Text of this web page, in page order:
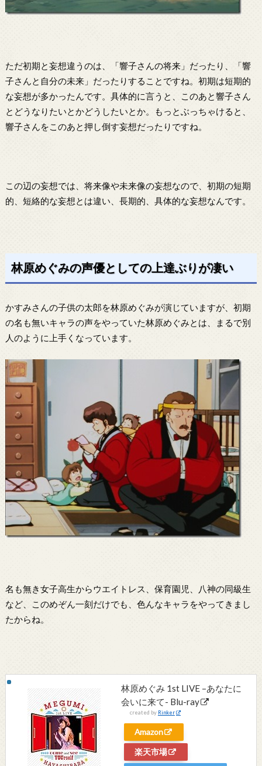
ただ初期と妄想違うのは、「響子さんの将来」だったり、「響
子さんと自分の未来」だったりすることですね。初期は短期的
な妄想が多かったんです。具体的に言うと、このあと響子さん
とどうなりたいとかどうしたいとか。もっとぶっちゃけると、
響子さんをこのあと押し倒す妄想だったりですね。
この辺の妄想では、将来像や未来像の妄想なので、初期の短期
的、短絡的な妄想とは違い、長期的、具体的な妄想なんです。
林原めぐみの声優としての上達ぶりが凄い
かすみさんの子供の太郎を林原めぐみが演じていますが、初期
の名も無いキャラの声をやっていた林原めぐみとは、まるで別
人のように上手くなっています。
名も無き女子高生からウエイトレス、保育園児、八神の同級生
など、このめぞん一刻だけでも、色んなキャラをやってきまし
たからね。
林原めぐみ 1st LIVE –あなたに
会いに来て- Blu-ray
created by Rinker
Amazon
楽天市場